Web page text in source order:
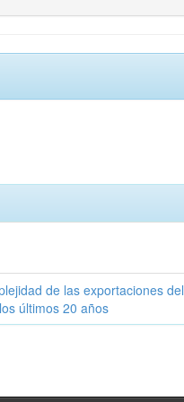
de las exportaciones del
últimos 20 años